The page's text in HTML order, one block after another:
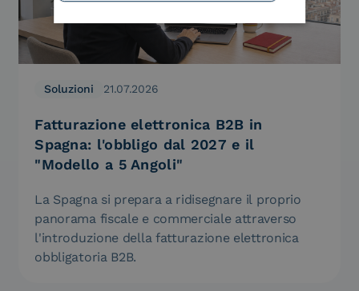
Soluzioni 21.07.2026
Fatturazione elettronica B2B in
Spagna: l'obbligo dal 2027 e il
"Modello a 5 Angoli"
La Spagna si prepara a ridisegnare il proprio
panorama fiscale e commerciale attraverso
l'introduzione della fatturazione elettronica
obbligatoria B2B.